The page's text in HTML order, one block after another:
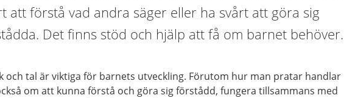
att förstå vad andra säger eller ha svårt att göra sig
Det finns stöd och hjälp att få om barnet behöver.
och tal är viktiga för barnets utveckling. Förutom hur man pratar handlar
om att kunna förstå och göra sig förstådd, fungera tillsammans med